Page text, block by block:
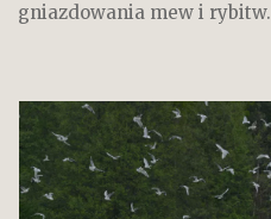
gniazdowania mew i rybitw.